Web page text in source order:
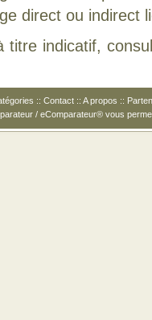
direct ou indirect
titre indicatif,
:: Contact :: A propos ::
/ eComparateur® vous